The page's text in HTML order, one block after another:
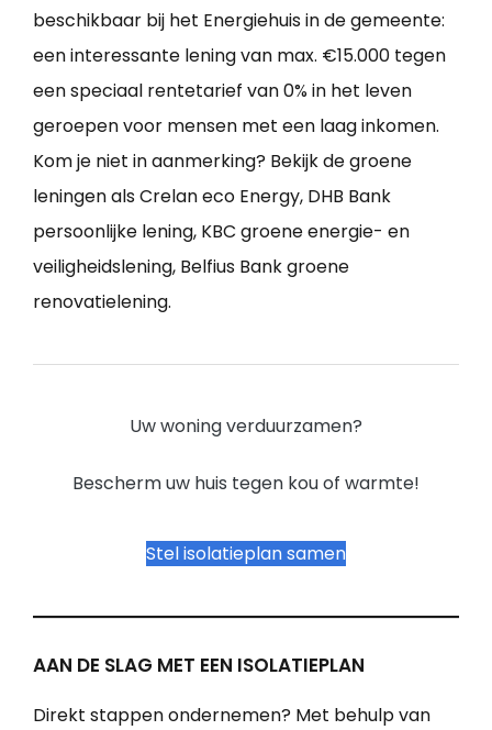
beschikbaar bij het Energiehuis in de gemeente:
een interessante lening van max. €15.000 tegen
een speciaal rentetarief van 0% in het leven
geroepen voor mensen met een laag inkomen.
Kom je niet in aanmerking? Bekijk de groene
leningen als Crelan eco Energy, DHB Bank
persoonlijke lening, KBC groene energie- en
veiligheidslening, Belfius Bank groene
renovatielening.
Uw woning verduurzamen?
Bescherm uw huis tegen kou of warmte!
Stel isolatieplan samen
AAN DE SLAG MET EEN ISOLATIEPLAN
Direkt stappen ondernemen? Met behulp van